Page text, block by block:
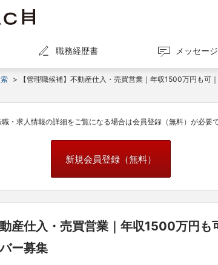
職務経歴書 メッセージ
> 【管理職候補】不動産仕入・売買営業｜年収1500万円も可
職・求人情報の詳細をご覧になる場合は会員登録（無料）が必要
新規会員登録（無料）
動産仕入・売買営業｜年収1500万円も
ー募集